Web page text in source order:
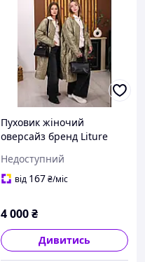
Пуховик жіночий
оверсайз бренд Liture
Недоступний
від 167₴/міс
4 000₴
Дивитись